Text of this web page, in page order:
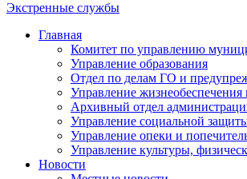
Экстренные службы
Главная
Комитет по управлению
Управление образования
Отдел по делам ГО и
Управление
Архивный отдел
Управление социальной
Управление опеки и
Управление культуры,
Новости